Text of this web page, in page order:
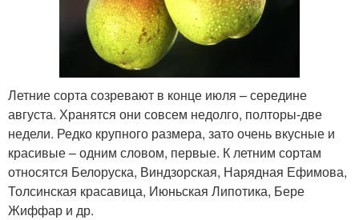
Летние сорта созревают в конце июля – середине
августа. Хранятся они совсем недолго, полторы-две
недели. Редко крупного размера, зато очень вкусные и
красивые – одним словом, первые. К летним сортам
относятся Белоруска, Виндзорская, Нарядная Ефимова,
Толсинская красавица, Июньская Липотика, Бере
Жиффар и др.